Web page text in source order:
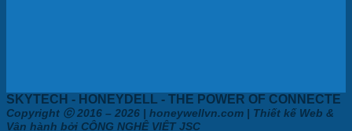
SKYTECH - HONEYDELL - THE POWER OF CONNECTE
Copyright ⓒ 2016 – 2026 | honeywellvn.com | Thiết kế Web &
Vận hành bởi CÔNG NGHỆ VIỆT JSC